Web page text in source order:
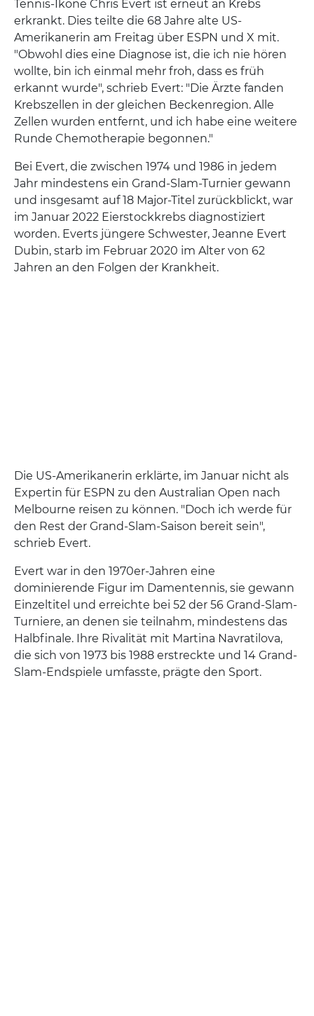
Tennis-Ikone Chris Evert ist erneut an Krebs
erkrankt. Dies teilte die 68 Jahre alte US-
Amerikanerin am Freitag über ESPN und X mit.
"Obwohl dies eine Diagnose ist, die ich nie hören
wollte, bin ich einmal mehr froh, dass es früh
erkannt wurde", schrieb Evert: "Die Ärzte fanden
Krebszellen in der gleichen Beckenregion. Alle
Zellen wurden entfernt, und ich habe eine weitere
Runde Chemotherapie begonnen."
Bei Evert, die zwischen 1974 und 1986 in jedem
Jahr mindestens ein Grand-Slam-Turnier gewann
und insgesamt auf 18 Major-Titel zurückblickt, war
im Januar 2022 Eierstockkrebs diagnostiziert
worden. Everts jüngere Schwester, Jeanne Evert
Dubin, starb im Februar 2020 im Alter von 62
Jahren an den Folgen der Krankheit.
Die US-Amerikanerin erklärte, im Januar nicht als
Expertin für ESPN zu den Australian Open nach
Melbourne reisen zu können. "Doch ich werde für
den Rest der Grand-Slam-Saison bereit sein",
schrieb Evert.
Evert war in den 1970er-Jahren eine
dominierende Figur im Damentennis, sie gewann
Einzeltitel und erreichte bei 52 der 56 Grand-Slam-
Turniere, an denen sie teilnahm, mindestens das
Halbfinale. Ihre Rivalität mit Martina Navratilova,
die sich von 1973 bis 1988 erstreckte und 14 Grand-
Slam-Endspiele umfasste, prägte den Sport.